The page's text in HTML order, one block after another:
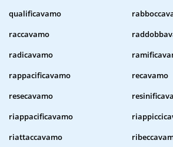
qualificavamo
raccavamo
radicavamo
rappacificavamo
recavamo
resecavamo
riappacificavamo
riattaccavamo